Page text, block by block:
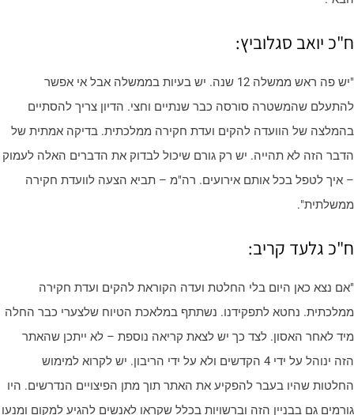
יואב סגלוביץ:
"יש פה ראש ממשלה 12 שנה. יש בעיות בממשלה אבל אי אפשר
שהמשטרה סורסה כבר שנתיים וחצי. הדיון צריך להסתיים
של הוועדה להקים ועדת חקירה ממלכתית. בדיקה אמתית של
הזה לא תהייה. יש רק גורם שיכול לבדוק את הדברים האלה לעמוק
איך לטפל בכל אותם אירועים. רה"מ – תביא הצעה לוועדת חקירה
גלעד קריב:
נצא כאן היום בלי החלטת ועדה הקוראת להקים ועדת חקירה
נחטא לתפקידנו. נשתתף במלאכת הטיוח שלצערי כבר החלה
לאחר האסון. לצד כך יש לצאת קריאה נוספת – לא ייתכן שהאתר
הזה ינוהל על ידי 4 הקדשים ולא על ידי הריבון. יש לקרוא למימוש
שהיו בעבר להפקיע את האתר תוך מתן הפיצויים הנדרשים. היו
גם בבניין הזה וברשויות בכלל שקראו לאנשים להגיע למקום ומנעו